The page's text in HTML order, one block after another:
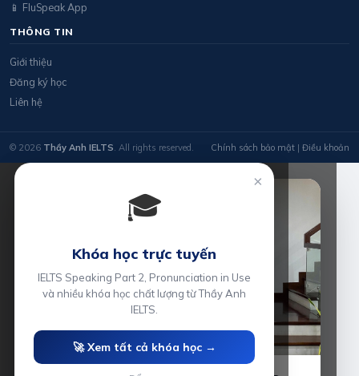
📱 FluSpeak App
THÔNG TIN
Giới thiệu
Đăng ký học
Liên hệ
© 2026 Thầy Anh IELTS. All rights reserved. Chính sách bảo mật | Điều khoản
×
🎓
Khóa học trực tuyến
IELTS Speaking Part 2, Pronunciation in Use
và nhiều khóa học chất lượng từ Thầy Anh
IELTS.
🚀 Xem tất cả khóa học →